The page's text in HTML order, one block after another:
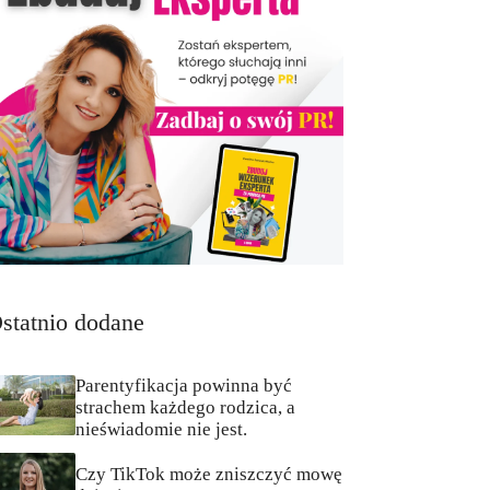
dodane
Parentyfikacja powinna być
strachem każdego rodzica, a
nieświadomie nie jest.
Czy TikTok może zniszczyć mowę